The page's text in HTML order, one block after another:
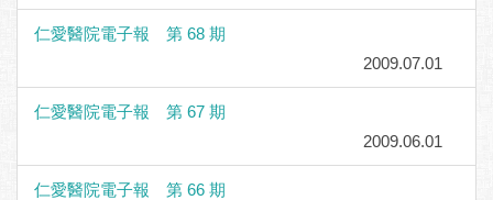
仁愛醫院電子報 第 68 期
2009.07.01
仁愛醫院電子報 第 67 期
2009.06.01
仁愛醫院電子報 第 66 期